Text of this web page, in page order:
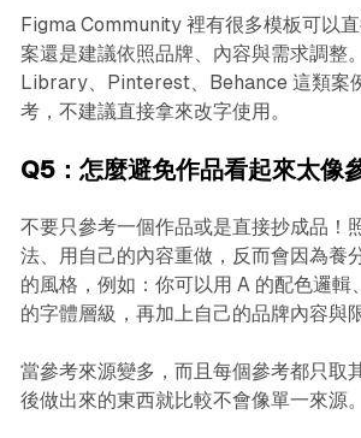
Figma Community 裡有很多模板可以
案還是建議依照品牌、內容與需求調整
Library、Pinterest、Behance 這類案
考，不建議直接拿來改字使用。
Q5：怎麼避免作品看起來太像
不要只參考一個作品或是直接抄成品！
法、用自己的內容重做，反而會因為養
的風格，例如：你可以用 A 的配色邏輯
的字體層級，再加上自己的品牌內容與限
當參考來源變多，而且每個參考都只取
後做出來的東西就比較不會像單一來源。